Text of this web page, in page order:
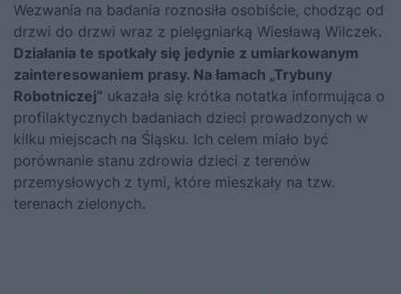
Wezwania na badania roznosiła osobiście, chodząc od
drzwi do drzwi wraz z pielęgniarką Wiesławą Wilczek.
Działania te spotkały się jedynie z umiarkowanym
zainteresowaniem prasy. Na łamach „Trybuny
Robotniczej” ukazała się krótka notatka informująca o
profilaktycznych badaniach dzieci prowadzonych w
kilku miejscach na Śląsku. Ich celem miało być
porównanie stanu zdrowia dzieci z terenów
przemysłowych z tymi, które mieszkały na tzw.
terenach zielonych.